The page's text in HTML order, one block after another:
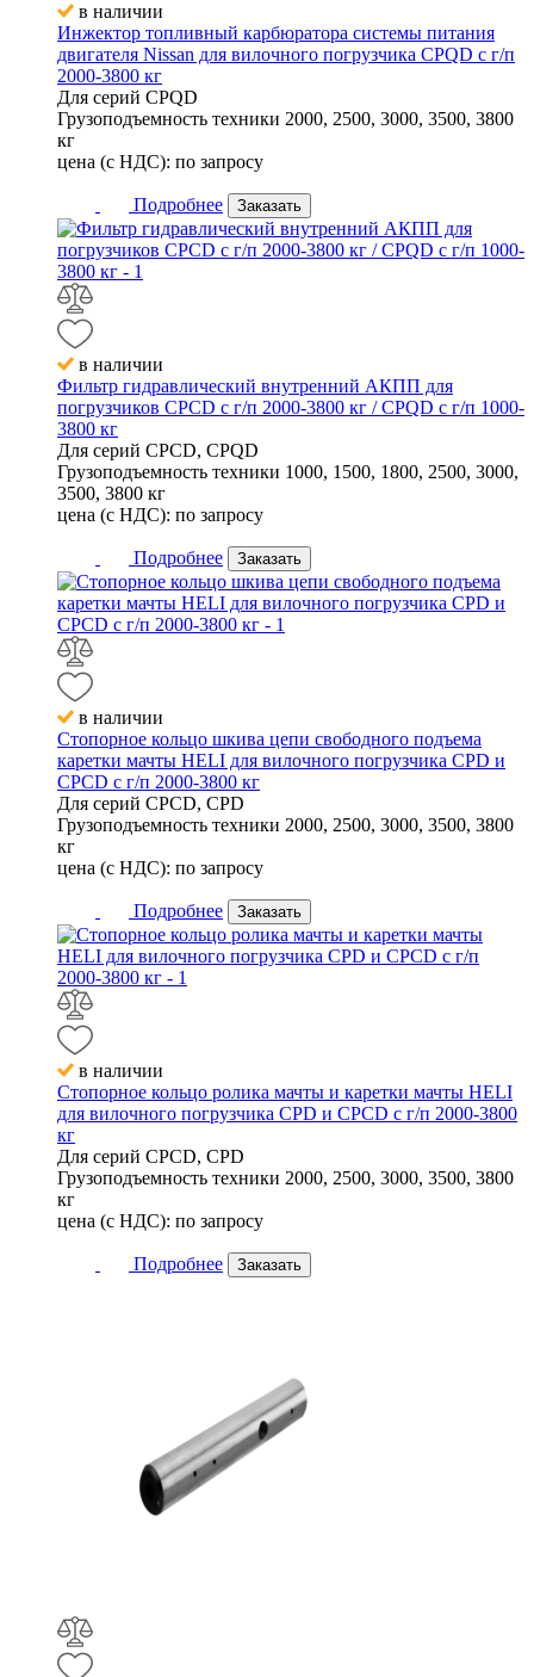
в наличии
Инжектор топливный карбюратора системы питания
двигателя Nissan для вилочного погрузчика CPQD с г/п
2000-3800 кг
Для серий CPQD
Грузоподъемность техники 2000, 2500, 3000, 3500, 3800
кг
цена (с НДС): по запросу
Подробнее Заказать
в наличии
Фильтр гидравлический внутренний АКПП для
погрузчиков CPCD с г/п 2000-3800 кг / CPQD с г/п 1000-
3800 кг
Для серий CPCD, CPQD
Грузоподъемность техники 1000, 1500, 1800, 2500, 3000,
3500, 3800 кг
цена (с НДС): по запросу
Подробнее Заказать
в наличии
Стопорное кольцо шкива цепи свободного подъема
каретки мачты HELI для вилочного погрузчика CPD и
CPCD с г/п 2000-3800 кг
Для серий CPCD, CPD
Грузоподъемность техники 2000, 2500, 3000, 3500, 3800
кг
цена (с НДС): по запросу
Подробнее Заказать
в наличии
Стопорное кольцо ролика мачты и каретки мачты HELI
для вилочного погрузчика CPD и CPCD с г/п 2000-3800
кг
Для серий CPCD, CPD
Грузоподъемность техники 2000, 2500, 3000, 3500, 3800
кг
цена (с НДС): по запросу
Подробнее Заказать